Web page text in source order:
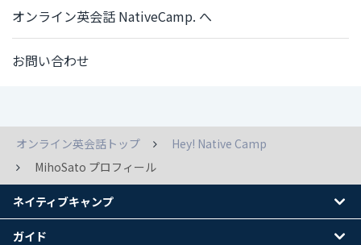
オンライン英会話 NativeCamp. へ
お問い合わせ
オンライン英会話トップ
Hey! Native Camp
MihoSato プロフィール
ネイティブキャンプ
ガイド